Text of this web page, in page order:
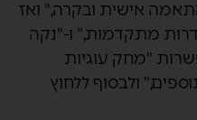
אישית ובקרה," ואז
מתקדמות," ו-"נקה
"מחק עוגיות
ולבסוף ללחוץ